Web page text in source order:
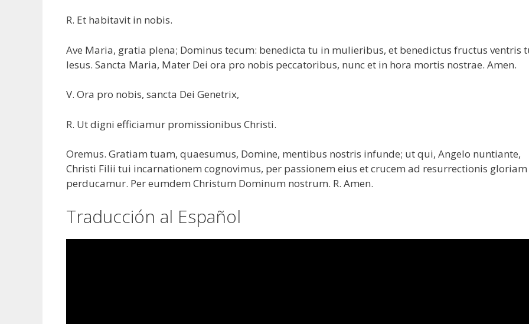
R. Et habitavit in nobis.
Ave Maria, gratia plena; Dominus tecum: benedicta tu in mulieribus, et benedictus fructus ventris
Iesus. Sancta Maria, Mater Dei ora pro nobis peccatoribus, nunc et in hora mortis nostrae. Amen.
V. Ora pro nobis, sancta Dei Genetrix,
R. Ut digni efficiamur promissionibus Christi.
Oremus. Gratiam tuam, quaesumus, Domine, mentibus nostris infunde; ut qui, Angelo nuntiante,
Christi Filii tui incarnationem cognovimus, per passionem eius et crucem ad resurrectionis gloriam
perducamur. Per eumdem Christum Dominum nostrum. R. Amen.
Traducción al Español